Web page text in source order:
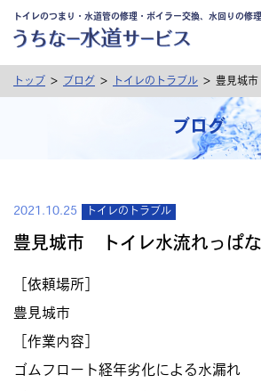
トイレのつまり・水道管の修理・ボイラー交換、水回りの修
トップ > ブログ > トイレのトラブル > 豊見城
ブログ
2021.10.25 トイレのトラブル
豊見城市 トイレ水流れっぱ
［依頼場所］
豊見城市
［作業内容］
ゴムフロート経年劣化による水漏れ